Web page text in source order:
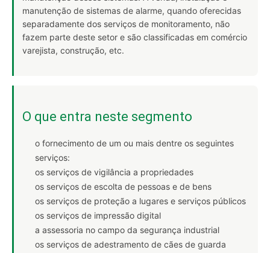
manutenção de sistemas de alarme, quando oferecidas
separadamente dos serviços de monitoramento, não
fazem parte deste setor e são classificadas em comércio
varejista, construção, etc.
O que entra neste segmento
o fornecimento de um ou mais dentre os seguintes
serviços:
os serviços de vigilância a propriedades
os serviços de escolta de pessoas e de bens
os serviços de proteção a lugares e serviços públicos
os serviços de impressão digital
a assessoria no campo da segurança industrial
os serviços de adestramento de cães de guarda